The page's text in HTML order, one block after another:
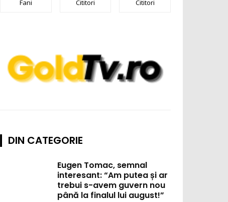
Fani Cititori Cititori
DIN CATEGORIE
Eugen Tomac, semnal
interesant: “Am putea și ar
trebui s-avem guvern nou
până la finalul lui august!”